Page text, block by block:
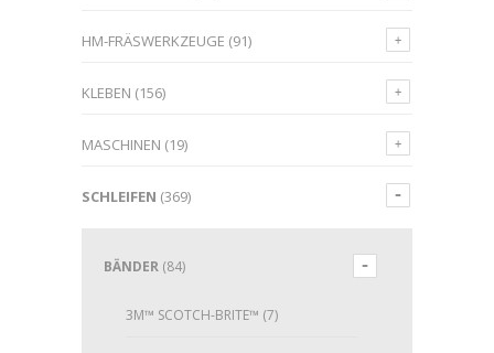
HM-FRÄSWERKZEUGE (91)
KLEBEN (156)
MASCHINEN (19)
SCHLEIFEN (369)
BÄNDER (84)
3M™ SCOTCH-BRITE™ (7)